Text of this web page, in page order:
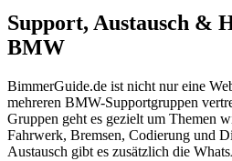
Support, Austausch &
BMW
BimmerGuide.de ist nicht nur eine
mehreren BMW-Supportgruppen
Gruppen geht es gezielt um Themen
Fahrwerk, Bremsen, Codierung und
Austausch gibt es zusätzlich die